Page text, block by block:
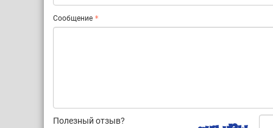
Сообщение
Полезный отзыв?